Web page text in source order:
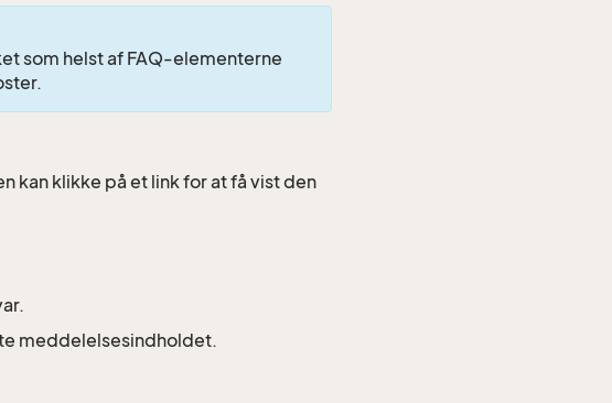
som helst af FAQ-elementerne
kan klikke på et link for at få vist den
meddelelsesindholdet.